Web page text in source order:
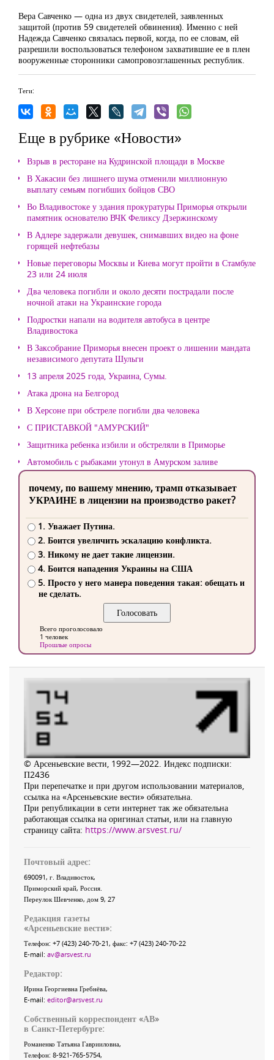
Вера Савченко — одна из двух свидетелей, заявленных
защитой (против 59 свидетелей обвинения). Именно с ней
Надежда Савченко связалась первой, когда, по ее словам, ей
разрешили воспользоваться телефоном захватившие ее в плен
вооруженные сторонники самопровозглашенных республик.
Теги:
Еще в рубрике «Новости»
Взрыв в ресторане на Кудринской площади в Москве
В Хакасии без лишнего шума отменили миллионную
выплату семьям погибших бойцов СВО
Во Владивостоке у здания прокуратуры Приморья открыли
памятник основателю ВЧК Феликсу Дзержинскому
В Адлере задержали девушек, снимавших видео на фоне
горящей нефтебазы
Новые переговоры Москвы и Киева могут пройти в Стамбуле
23 или 24 июля
Два человека погибли и около десяти пострадали после
ночной атаки на Украинские города
Подростки напали на водителя автобуса в центре
Владивостока
В Заксобрание Приморья внесен проект о лишении мандата
независимого депутата Шульги
13 апреля 2025 года, Украина, Сумы.
Атака дрона на Белгород
В Херсоне при обстреле погибли два человека
С ПРИСТАВКОЙ "АМУРСКИЙ"
Защитника ребенка избили и обстреляли в Приморье
Автомобиль с рыбаками утонул в Амурском заливе
почему, по вашему мнению, трамп отказывает
УКРАИНЕ в лицензии на производство ракет?
1. Уважает Путина.
2. Боится увеличить эскалацию конфликта.
3. Никому не дает такие лицензии.
4. Боится нападения Украины на США
5. Просто у него манера поведения такая: обещать и
не сделать.
Всего проголосовало
1 человек
Прошлые опросы
© Арсеньевские вести, 1992—2022. Индекс подписки:
П2436
При перепечатке и при другом использовании материалов,
ссылка на «Арсеньевские вести» обязательна.
При републикации в сети интернет так же обязательна
работающая ссылка на оригинал статьи, или на главную
страницу сайта: https://www.arsvest.ru/
Почтовый адрес:
690091, г. Владивосток,
Приморский край, Россия
Переулок Шевченко, дом 9, 27
Редакция газеты
«Арсеньевские вести»:
Телефон: +7 (423) 240-70-21, факс: +7 (423) 240-70-22
E-mail: av@arsvest.ru
Редактор:
Ирина Георгиевна Гребнёва,
E-mail: editor@arsvest.ru
Собственный корреспондент «АВ»
в Санкт-Петербурге:
Романенко Татьяна Гаврииловна,
Телефон: 8-921-765-5754,